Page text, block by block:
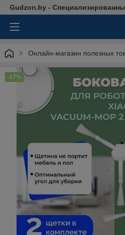
Gudzon.by -
Онлайн-магазин полезных
-17%